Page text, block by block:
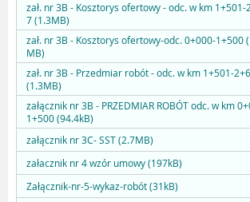
zał. nr 3B - Kosztorys ofertowy - odc. w km 1+501-
7 (1.3MB)
zał. nr 3B - Kosztorys ofertowy-odc. 0+000-1+500
MB)
zał. nr 3B - Przedmiar robót - odc. w km 1+501-
(1.3MB)
załącznik nr 3B - PRZEDMIAR ROBÓT odc. w km
1+500 (94.4kB)
załącznik nr 3C- SST (2.7MB)
załacznik nr 4 wzór umowy (197kB)
Załącznik-nr-5-wykaz-robót (31kB)